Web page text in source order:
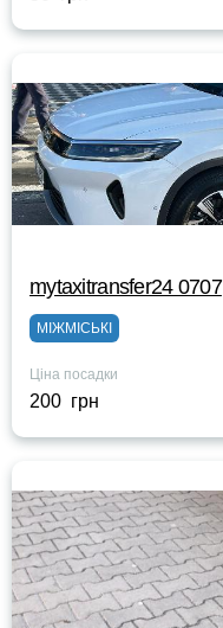
mytaxitransfer24 0707
МІЖМІСЬКІ
Ціна посадки
200 грн